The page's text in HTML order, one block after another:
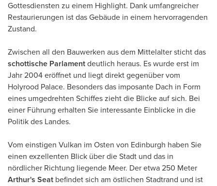
Gottesdiensten zu einem Highlight. Dank umfangreicher
Restaurierungen ist das Gebäude in einem hervorragenden
Zustand.
Zwischen all den Bauwerken aus dem Mittelalter sticht das
schottische Parlament deutlich heraus. Es wurde erst im
Jahr 2004 eröffnet und liegt direkt gegenüber vom
Holyrood Palace. Besonders das imposante Dach in Form
eines umgedrehten Schiffes zieht die Blicke auf sich. Bei
einer Führung erhalten Sie interessante Einblicke in die
Politik des Landes.
Vom einstigen Vulkan im Osten von Edinburgh haben Sie
einen exzellenten Blick über die Stadt und das in
nördlicher Richtung liegende Meer. Der etwa 250 Meter
Arthur's Seat befindet sich am östlichen Stadtrand und ist